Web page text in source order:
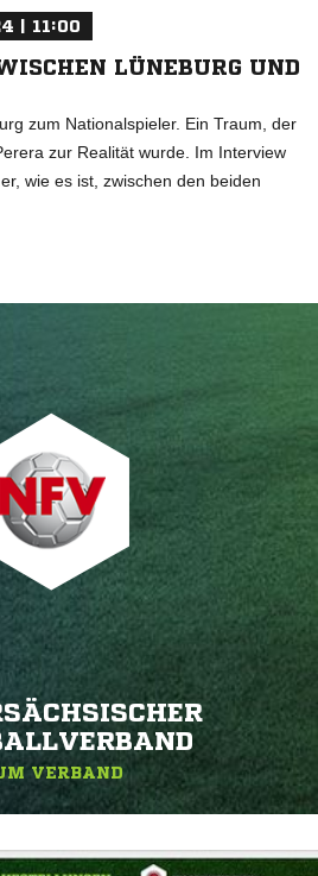
| 11:00
LÜNEBURG UND
zum Nationalspieler. Ein Traum, der
zur Realität wurde. Im Interview
wie es ist, zwischen den beiden
VERBAND